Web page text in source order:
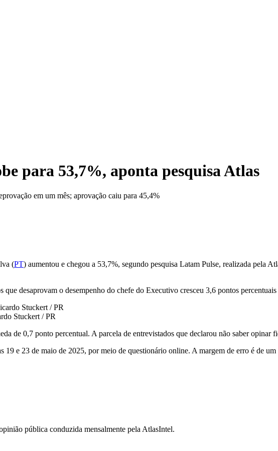
para 53,7%, aponta pesquisa Atlas
em um mês; aprovação caiu para 45,4%
(PT) aumentou e chegou a 53,7%, segundo pesquisa Latam Pulse, realizada pela
desaprovam o desempenho do chefe do Executivo cresceu 3,6 pontos
Stuckert / PR
de 0,7 ponto percentual. A parcela de entrevistados que declarou não saber opinar
19 e 23 de maio de 2025, por meio de questionário online. A margem de erro é de
pública conduzida mensalmente pela AtlasIntel.